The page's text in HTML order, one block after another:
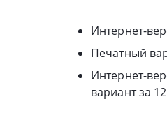
Интернет-
Печатный
Интернет-
вариант за